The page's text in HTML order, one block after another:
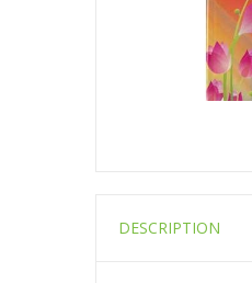
DESCRIPTION